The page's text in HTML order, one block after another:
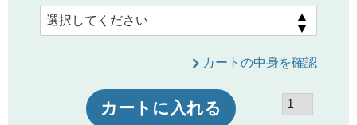
カートの中身を確認
カートに入れる